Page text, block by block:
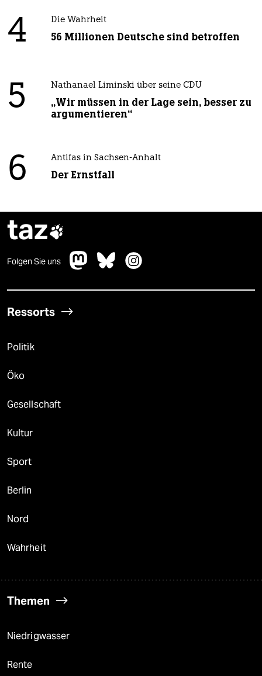
4 Die Wahrheit
56 Millionen Deutsche sind betroffen
5 Nathanael Liminski über seine CDU
„Wir müssen in der Lage sein, besser zu
argumentieren“
6 Antifas in Sachsen-Anhalt
Der Ernstfall
taz
Folgen Sie uns
Ressorts
Politik
Öko
Gesellschaft
Kultur
Sport
Berlin
Nord
Wahrheit
Themen
Niedrigwasser
Rente